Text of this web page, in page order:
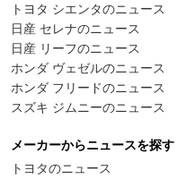
トヨタ シエンタのニュース
日産 セレナのニュース
日産 リーフのニュース
ホンダ ヴェゼルのニュース
ホンダ フリードのニュース
スズキ ジムニーのニュース
メーカーからニュースを探す
トヨタのニュース